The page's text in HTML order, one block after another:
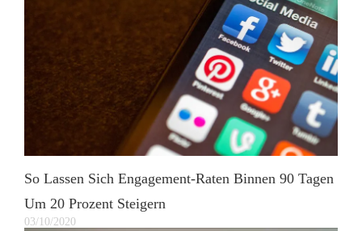
So Lassen Sich Engagement-Raten Binnen 90 Tagen
Um 20 Prozent Steigern
03/10/2020